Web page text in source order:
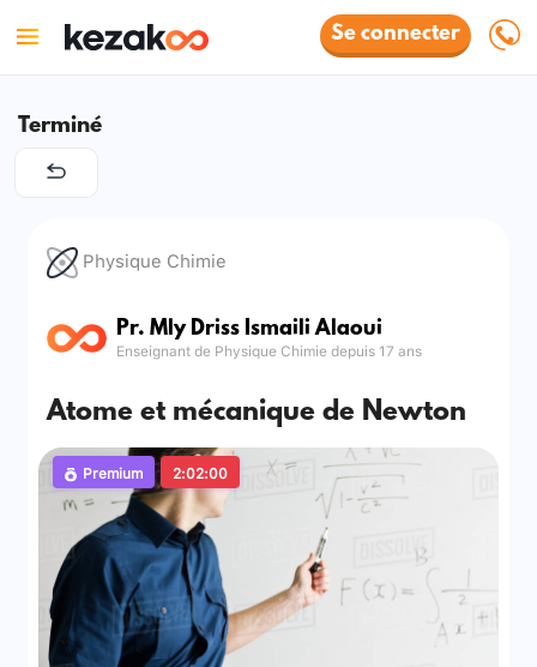
Se connecter
Terminé
Physique Chimie
Pr. Mly Driss Ismaili Alaoui
Enseignant de Physique Chimie depuis 17 ans
Atome et mécanique de Newton
Premium 2:02:00